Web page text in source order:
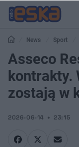
News Sport
zostają w klubie
Asseco
kontrakty.
zostają w
2026-06-14 23:15